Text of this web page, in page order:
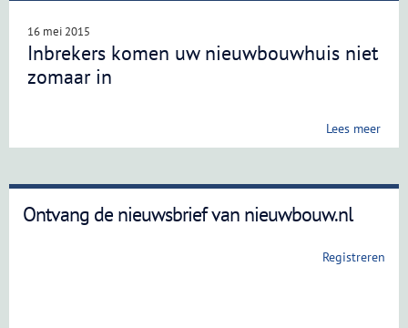
16 mei 2015
Inbrekers komen uw nieuwbouwhuis niet
zomaar in
Lees meer
Ontvang de nieuwsbrief van nieuwbouw.nl
Registreren